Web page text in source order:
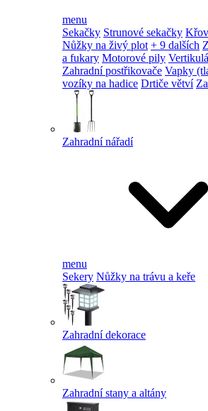
menu
Sekačky Strunové sekačky
Nůžky na živý plot + 9 dalších
a fukary Motorové pily
Zahradní postřikovače Vapky
vozíky na hadice Drtiče větví
Zahradní nářadí
menu
Sekery Nůžky na trávu a keře
Zahradní dekorace
Zahradní stany a altány